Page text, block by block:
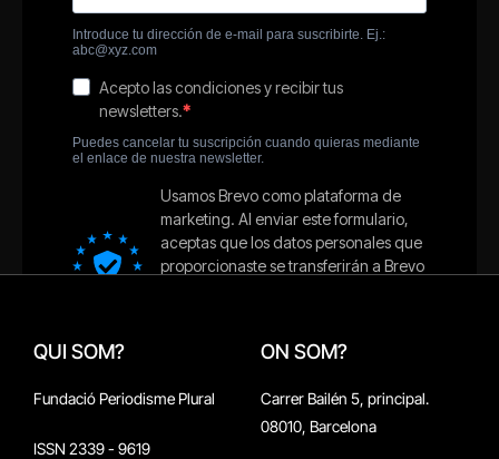
QUI SOM?
Fundació Periodisme Plural
ISSN 2339 - 9619
ON SOM?
Carrer Bailén 5, principal.
08010, Barcelona